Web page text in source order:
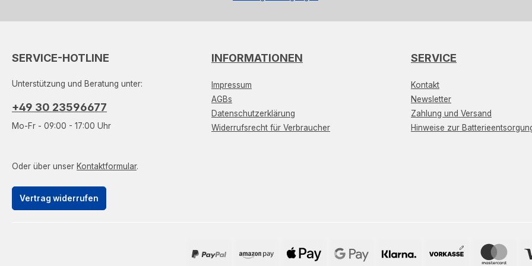
SERVICE-HOTLINE
Unterstützung und Beratung unter:
+49 30 23596677
Mo-Fr - 09:00 - 17:00 Uhr
Oder über unser Kontaktformular.
Vertrag widerrufen
INFORMATIONEN
Impressum
AGBs
Datenschutzerklärung
Widerrufsrecht für Verbraucher
SERVICE
Kontakt
Newsletter
Zahlung und Versand
Hinweise zur